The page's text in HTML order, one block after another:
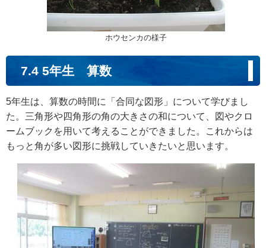
ホウセンカの様子
7.4 5年生 算数
5年生は、算数の時間に「合同な図形」について学びまし
た。三角形や四角形の角の大きさの和について、図やクロ
ームブックを用いて考えることができました。これからは
もっと角が多い図形に挑戦していきたいと思います。